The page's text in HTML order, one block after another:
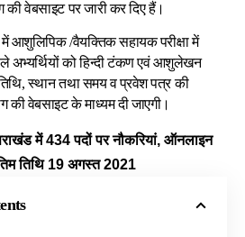
की वेबसाइट पर जारी कर दिए हैं।
में आशुलिपिक /वैयक्तिक सहायक परीक्षा में
अभ्यर्थियों को हिन्दी टंकण एवं आशुलेखन
तिथि, स्थान तथा समय व प्रवेश पत्र की
की वेबसाइट के माध्यम दी जाएगी।
में 434 पदों पर नौकरियां, ऑनलाइन
तिथि 19 अगस्त 2021